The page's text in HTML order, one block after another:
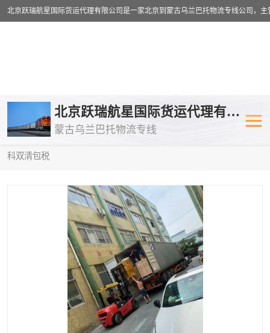
北京跃瑞航星国际货运代理有限公司
蒙古乌兰巴托物流专线
科双清包税
乌兰巴托物流专线 乌兰巴托铁
乌兰巴托公路运输
中欧班列
蒙古乌兰巴托双清包税
蒙古乌兰巴托空运专线
蒙古乌兰巴托汽运专线
中亚铁路运输